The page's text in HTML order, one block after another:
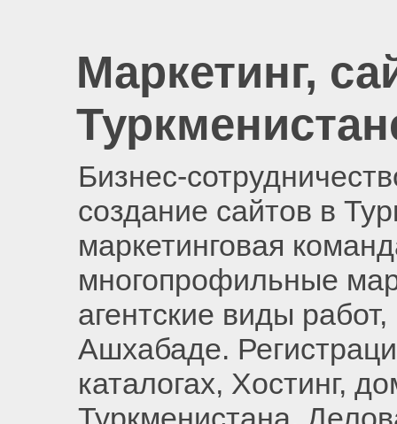
Маркетинг,
Бизнес-
создание сайтов в
маркетинговая
многопрофильные
агентские виды
Ашхабаде.
каталогах, Хостинг,